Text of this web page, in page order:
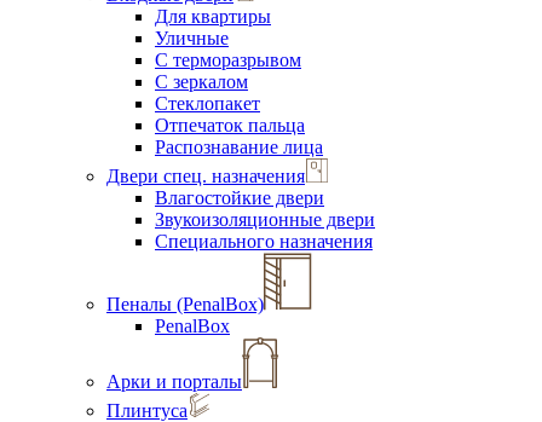
Для квартиры
Уличные
С терморазрывом
С зеркалом
Стеклопакет
Отпечаток пальца
Распознавание лица
Двери спец. назначения
Влагостойкие двери
Звукоизоляционные двери
Специального назначения
Пеналы (PenalBox)
PenalBox
Арки и порталы
Плинтуса